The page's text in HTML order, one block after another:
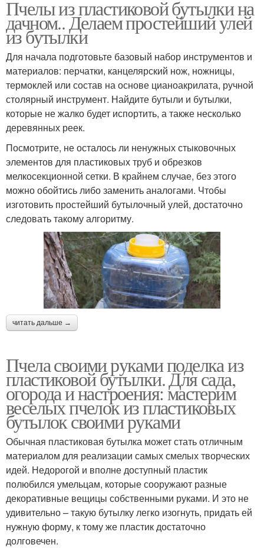
Пчелы из пластиковой бутылки на
дачном.. Делаем простейший улей
из бутылки
Для начала подготовьте базовый набор инструментов и
материалов: перчатки, канцелярский нож, ножницы,
термоклей или состав на основе цианоакрилата, ручной
столярный инструмент. Найдите бутыли и бутылки,
которые не жалко будет испортить, а также несколько
деревянных реек.
Посмотрите, не осталось ли ненужных стыковочных
элементов для пластиковых труб и обрезков
мелкосекционной сетки. В крайнем случае, без этого
можно обойтись либо заменить аналогами. Чтобы
изготовить простейший бутылочный улей, достаточно
следовать такому алгоритму.
читать дальше →
Пчела своими руками поделка из
пластиковой бутылки. Для сада,
огорода и настроения: мастерим
веселых пчелок из пластиковых
бутылок своими руками
Обычная пластиковая бутылка может стать отличным
материалом для реализации самых смелых творческих
идей. Недорогой и вполне доступный пластик
полюбился умельцам, которые сооружают разные
декоративные вещицы собственными руками. И это не
удивительно – такую бутылку легко изогнуть, придать ей
нужную форму, к тому же пластик достаточно
долговечен.